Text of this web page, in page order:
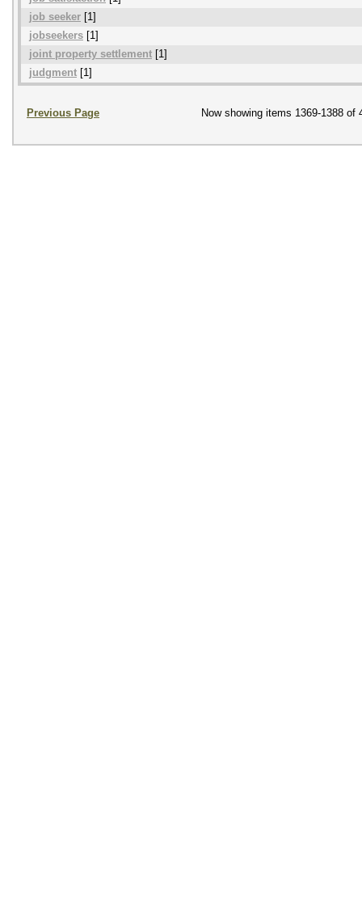
job seeker [1]
jobseekers [1]
joint property settlement [1]
judgment [1]
Previous Page Now showing items 1369-1388 of